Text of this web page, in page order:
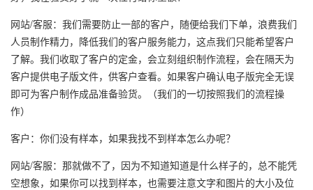
网站/客服：我们需要防止一部的客户，随便给我们下单，浪费我们
人员制作精力，降低我们的客户服务能力，这点我们只能希望客户
了解。我们收取了客户的定金，会立刻组织制作流程，会在隔天为
客户提供电子版文件，供客户查看。如果客户确认电子版完全无误
即可为客户制作成品准备验货。（我们的一切按照我们的流程操
作）
客户：你们没有样本，如果我找不到样本怎么办呢？
网站/客服：那就做不了，因为不知道知道是什么样子的，总不能凭
空想象，如果你可以找到样本，也需要注意文字和图片的大小及位